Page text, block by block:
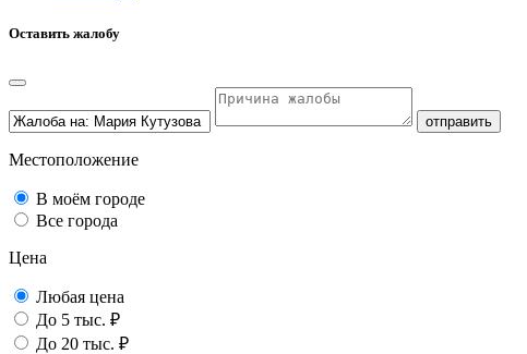
Оставить жалобу
отправить
Местоположение
В моём городе
Все города
Цена
Любая цена
До 5 тыс. ₽
До 20 тыс. ₽